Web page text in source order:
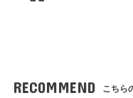
RECOMMEND こちら